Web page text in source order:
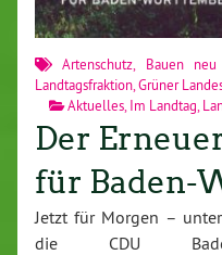
Artenschutz Bauen
Landtagsfraktion Grüner
Aktuelles Im Landtag
Der
für Baden-
Jetzt für Morgen –
die CDU Baden-